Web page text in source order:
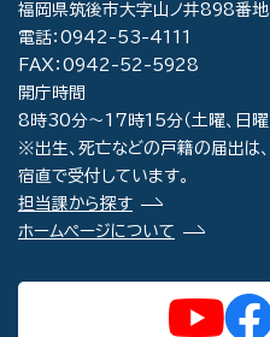
福岡県筑後市大字山ノ井898番
電話：0942-53-4111
FAX：0942-52-5928
開庁時間
8時30分～17時15分（土曜、日曜
※出生、死亡などの戸籍の届出は
宿直で受付しています。
担当課から探す
ホームページについて